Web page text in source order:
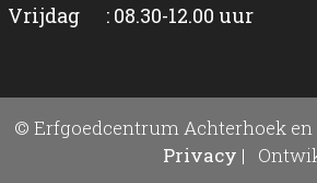
Vrijdag : 08.30-12.00 uur
© Erfgoedcentrum Achterhoek en
Privacy |